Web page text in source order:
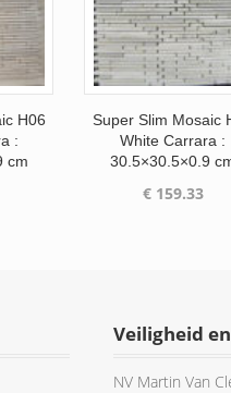
H06
:
cm
Super Slim Mosaic
White Carrara :
30.5×30.5×0.9
€159.33
Veiligheid
NV Martin Van